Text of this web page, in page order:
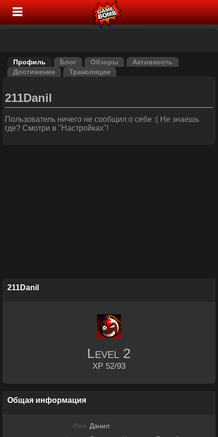
Профиль Блог Обзоры
Активность
Достижения
Трансляции
211Danil
Пользователь ничего не сообщил о себе :( Не знаешь
где? Смотри в "Настройках"!
211Danil
Level 2
XP 52/93
Общая информация
Имя Данил